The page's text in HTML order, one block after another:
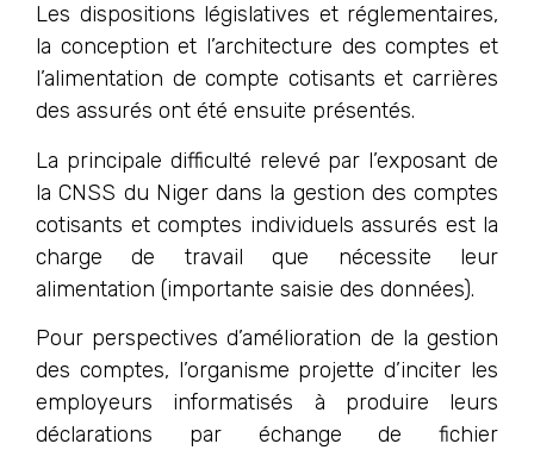
Les dispositions législatives et réglementaires,
la conception et l’architecture des comptes et
l’alimentation de compte cotisants et carrières
des assurés ont été ensuite présentés.
La principale difficulté relevé par l’exposant de
la CNSS du Niger dans la gestion des comptes
cotisants et comptes individuels assurés est la
charge de travail que nécessite leur
alimentation (importante saisie des données).
Pour perspectives d’amélioration de la gestion
des comptes, l’organisme projette d’inciter les
employeurs informatisés à produire leurs
déclarations par échange de fichier